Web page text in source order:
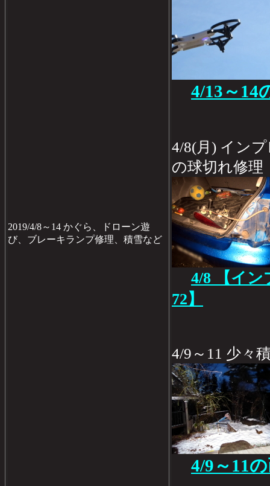
2019/4/8～14 かぐら、ドローン遊
び、ブレーキランプ修理、積雪など
4/13～14
4/8(月) イン
の球切れ修理
4/8 【イ
72】
4/9～11 少々
4/9～11